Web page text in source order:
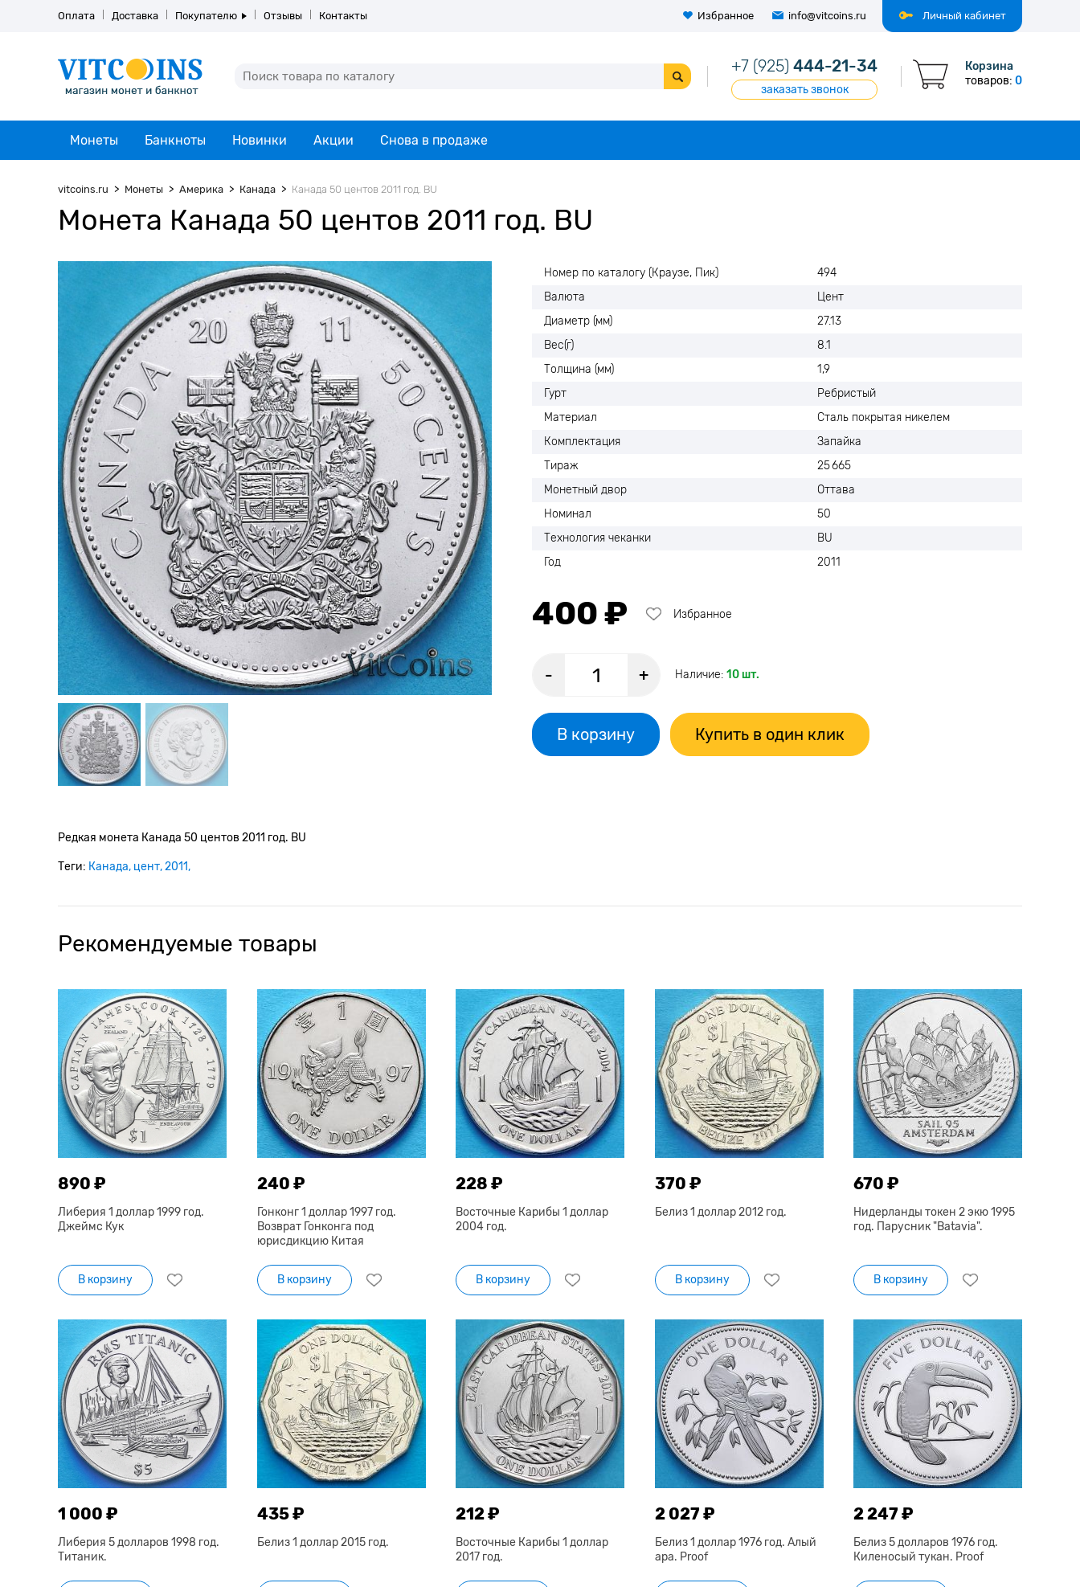
Личный кабинет
Оплата Доставка Покупателю Отзывы Контакты Избранное info@vitcoins.ru
+7 (925) 444-21-34
заказать звонок
Корзина
товаров: 0
Монеты Банкноты Новинки Акции Снова в продаже
vitcoins.ru Монеты Америка Канада Канада 50 центов 2011 год. BU
Монета Канада 50 центов 2011 год. BU
Номер по каталогу (Краузе, Пик)
494
Валюта
Цент
Диаметр (мм)
27.13
Вес(г)
8.1
Толщина (мм)
1,9
Гурт
Ребристый
Материал
Сталь покрытая никелем
Комплектация
Запайка
Тираж
25 665
Монетный двор
Оттава
Номинал
50
Технология чеканки
BU
Год
2011
400 ₽ Избранное
- + Наличие: 10 шт.
В корзину Купить в один клик
Редкая монета Канада 50 центов 2011 год. BU
Теги: Канада цент 2011
Рекомендуемые товары
890 ₽
Либерия 1 доллар 1999 год.
Джеймс Кук
В корзину
240 ₽
Гонконг 1 доллар 1997 год.
Возврат Гонконга под
юрисдикцию Китая
В корзину
228 ₽
Восточные Карибы 1 доллар
2004 год.
В корзину
370 ₽
Белиз 1 доллар 2012 год.
В корзину
670 ₽
Нидерланды токен 2 экю 1995
год. Парусник "Batavia".
В корзину
1 000 ₽
Либерия 5 долларов 1998 год.
Титаник.
435 ₽
Белиз 1 доллар 2015 год.
212 ₽
Восточные Карибы 1 доллар
2017 год.
2 027 ₽
Белиз 1 доллар 1976 год. Алый
ара. Proof
2 247 ₽
Белиз 5 долларов 1976 год.
Киленосый тукан. Proof